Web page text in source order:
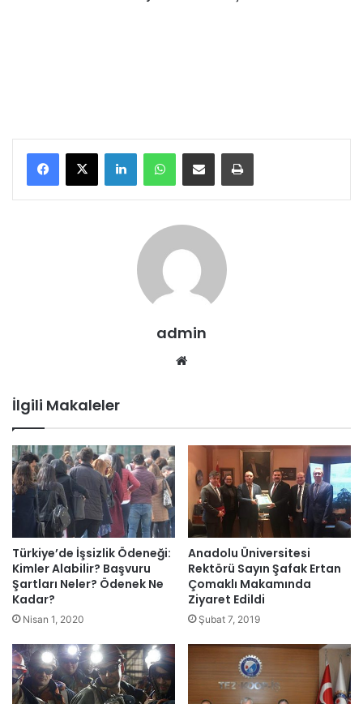
admin
İlgili Makaleler
Türkiye’de İşsizlik Ödeneği:
Kimler Alabilir? Başvuru
Şartları Neler? Ödenek Ne
Kadar?
Nisan 1, 2020
Anadolu Üniversitesi
Rektörü Sayın Şafak Ertan
Çomaklı Makamında
Ziyaret Edildi
Şubat 7, 2019